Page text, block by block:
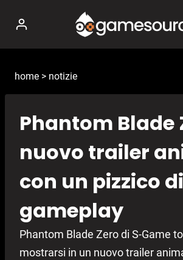
contenuto
home > notizie
Phantom Blade
nuovo trailer
con un pizzico di
gameplay
Phantom Blade Zero di S-Game
mostrarsi in un nuovo trailer